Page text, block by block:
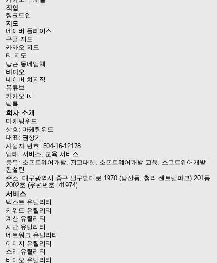
직업
링크드인
지도
네이버 플레이스
구글 지도
카카오 지도
티 지도
당근 동네업체
비디오
네이버 치지직
유튜브
카카오 tv
틱톡
회사 소개
마케팅위드
상호: 마케팅위드
대표: 권상기
사업자 번호: 504-16-12178
업태: 서비스, 교육 서비스
종목: 소프트웨어개발, 광고대행, 소프트웨어개발 교육, 소프트웨어개발
컨설틴
주소: 대구광역시 중구 달구벌대로 1970 (남산동, 청라 센트럴파크) 201동
2002호 (우편번호: 41974)
서비스
텍스트 유틸리티
키워드 유틸리티
계산 유틸리티
시간 유틸리티
네트워크 유틸리티
이미지 유틸리티
소리 유틸리티
비디오 유틸리티